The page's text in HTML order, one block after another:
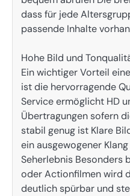
dass für jede
passende Inhalte
Hohe Bild und
Ein wichtiger Vorteil
ist die hervorragende
Service ermöglicht HD
Übertragungen sofern
stabil genug ist Klare
ein ausgewogener
Seherlebnis Besonders
oder Actionfilmen wird
deutlich spürbar und